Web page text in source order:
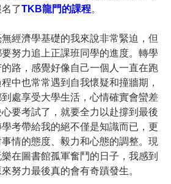
名了TKB龍門的課程。
經濟學基礎的我來說非常緊迫，但
努力追上正課班同學的進度。轉學
路，感覺好像自己一個人一直在跑
中也常常遇到自我懷疑和撞牆期，
處享受大學生活，心情確實會蠻差
要考試了，就要全力以赴撐到最後
考帶給我的絕不僅是知識而已，更
情的態度、毅力和心態的調整。現
在圖書館孤軍奮鬥的日子，我感到
努力最後真的會有奇蹟發生。